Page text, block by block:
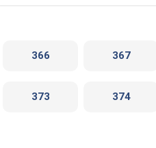
366 367
373 374